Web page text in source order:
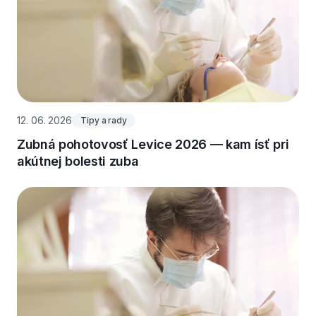
12. 06. 2026 Tipy a rady
Zubná pohotovosť Levice 2026 — kam ísť pri
akútnej bolesti zuba